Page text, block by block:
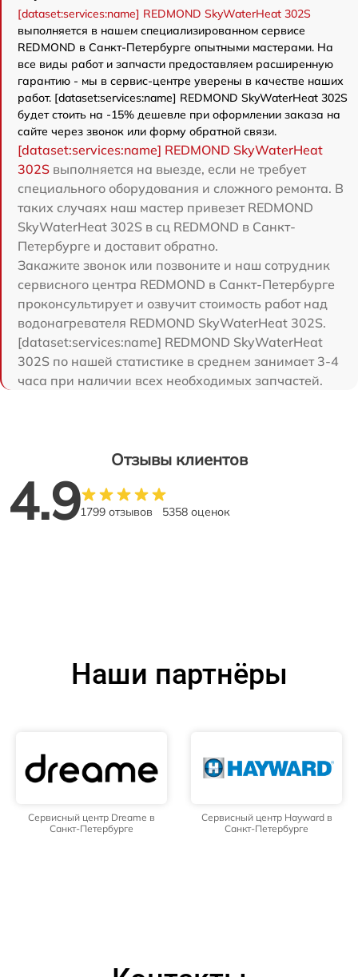
[dataset:services:name] REDMOND SkyWaterHeat 302S
выполняется в нашем специализированном сервисе
REDMOND в Санкт-Петербурге опытными мастерами. На
все виды работ и запчасти предоставляем расширенную
гарантию - мы в сервис-центре уверены в качестве наших
работ. [dataset:services:name] REDMOND SkyWaterHeat 302S
будет стоить на -15% дешевле при оформлении заказа на
сайте через звонок или форму обратной связи.
[dataset:services:name] REDMOND SkyWaterHeat
302S выполняется на выезде, если не требует
специального оборудования и сложного ремонта. В
таких случаях наш мастер привезет REDMOND
SkyWaterHeat 302S в сц REDMOND в Санкт-
Петербурге и доставит обратно.
Закажите звонок или позвоните и наш сотрудник
сервисного центра REDMOND в Санкт-Петербурге
проконсультирует и озвучит стоимость работ над
водонагревателя REDMOND SkyWaterHeat 302S.
[dataset:services:name] REDMOND SkyWaterHeat
302S по нашей статистике в среднем занимает 3-4
часа при наличии всех необходимых запчастей.
Отзывы клиентов
4.91799 отзывов 5358 оценок
Наши партнёры
Сервисный центр Dreame в
Санкт-Петербурге
Сервисный центр Hayward в
Санкт-Петербурге